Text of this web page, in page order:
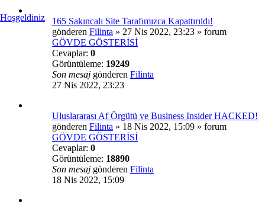
Hoşgeldiniz
165 Sakıncalı Site Tarafımızca Kapattırıldı!
gönderen Filinta » 27 Nis 2022, 23:23 » forum
GÖVDE GÖSTERİSİ
Cevaplar: 0
Görüntüleme: 19249
Son mesaj gönderen Filinta
27 Nis 2022, 23:23
Uluslararası Af Örgütü ve Business Insider HACKED!
gönderen Filinta » 18 Nis 2022, 15:09 » forum
GÖVDE GÖSTERİSİ
Cevaplar: 0
Görüntüleme: 18890
Son mesaj gönderen Filinta
18 Nis 2022, 15:09